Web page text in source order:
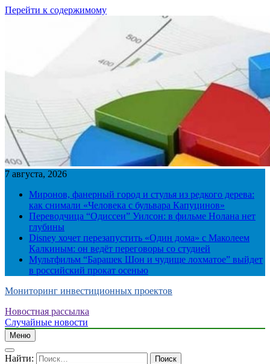
Перейти к содержимому
7 августа, 2026
Миронов, фанерный город и стулья из редкого дерева:
как снимали «Человека с бульвара Капуцинов»
Переводчица “Одиссеи” Уилсон: в фильме Нолана нет
глубины
Disney хочет перезапустить «Один дома» с Маколеем
Калкиным: он ведёт переговоры со студией
Мультфильм “Барашек Шон и чудище лохматое” выйдет
в российский прокат осенью
Мониторинг инвестиционных проектов
Новостная рассылка
Случайные новости
Меню
Найти: